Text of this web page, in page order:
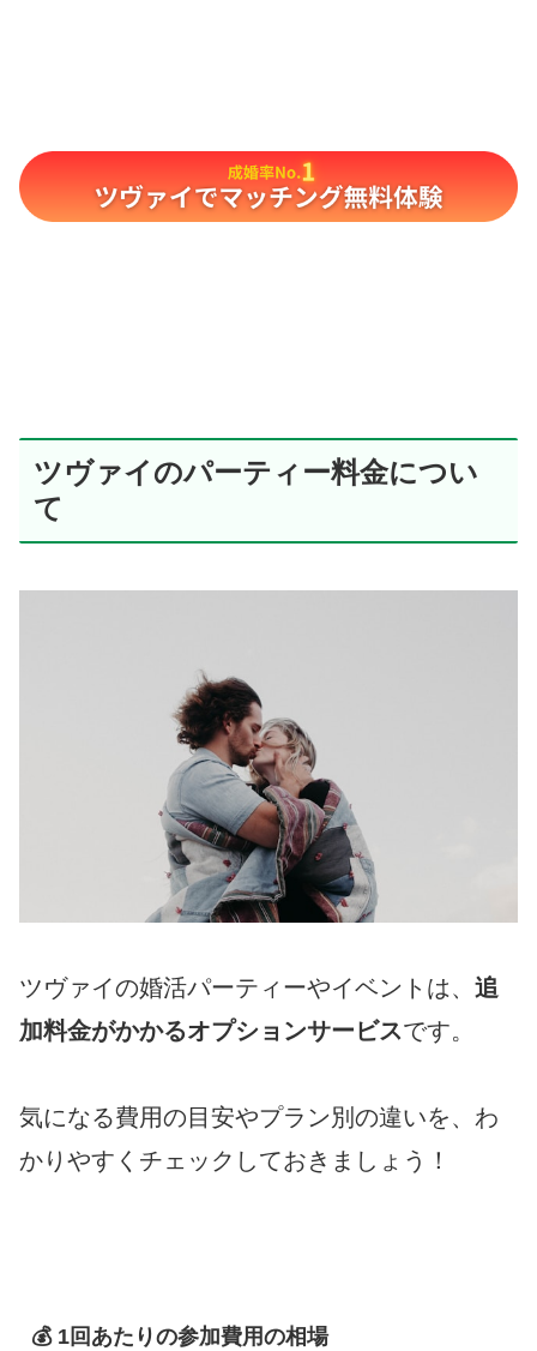
ツヴァイのパーティー料金につい
て
ツヴァイの婚活パーティーやイベントは、 追
加料金がかかるオプションサービスです。
気になる費用の目安やプラン別の違いを、わ
かりやすくチェックしておきましょう！
💰 1回あたりの参加費用の相場